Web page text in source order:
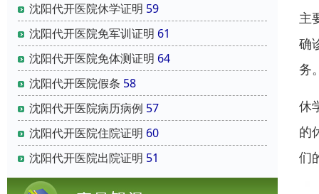
沈阳代开医院休学证明 59
沈阳代开医院免军训证明 61
沈阳代开医院免体测证明 64
沈阳代开医院假条 58
沈阳代开医院病历病例 57
沈阳代开医院住院证明 60
沈阳代开医院出院证明 51
主
确
务
休
的
们